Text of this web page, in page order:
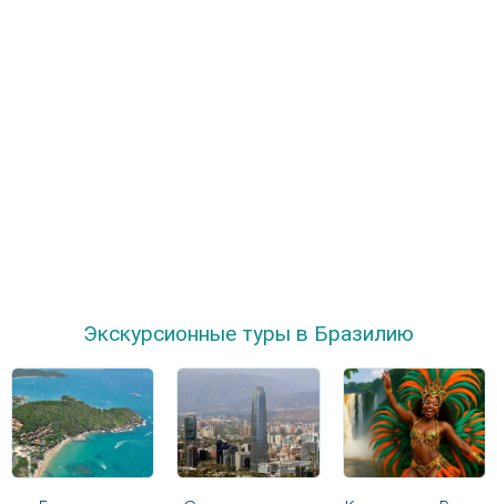
Экскурсионные туры в Бразилию